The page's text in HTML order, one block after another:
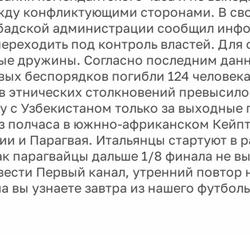
конфликтующими сторонами. В
администрации сообщил
под контроль властей.
дружины. Согласно последним
беспорядков погибли 124
столкновений
Узбекистаном только за выходные
полчаса в южнно-африканском
и Парагвая. Итальянцы стартуют в
парагвайцы дальше 1/8 финала не
Первый канал, утренний повтор
вы узнаете завтра из нашего